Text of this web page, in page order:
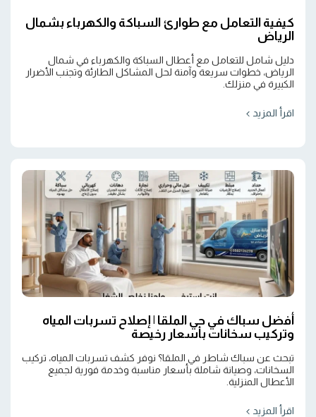
كيفية التعامل مع طوارئ السباكة والكهرباء بشمال
الرياض
دليل شامل للتعامل مع أعطال السباكة والكهرباء في شمال
الرياض، خطوات سريعة وآمنة لحل المشاكل الطارئة وتجنب الأضرار
الكبيرة في منزلك.
اقرأ المزيد
أفضل سباك في حي الملقا | إصلاح تسربات المياه
وتركيب سخانات بأسعار رخيصة
تبحث عن سباك شاطر في الملقا؟ نوفر كشف تسربات المياه، تركيب
السخانات، وصيانة شاملة بأسعار مناسبة وخدمة فورية لجميع
الأعطال المنزلية.
اقرأ المزيد